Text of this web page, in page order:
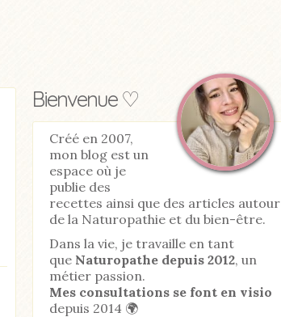
Bienvenue ♡
Créé en 2007,
mon blog est un
espace où je
publie des
recettes ainsi que des articles autour
de la Naturopathie et du bien-être.
Dans la vie, je travaille en tant
que Naturopathe depuis 2012, un
métier passion.
Mes consultations se font en visio
depuis 2014 🌍